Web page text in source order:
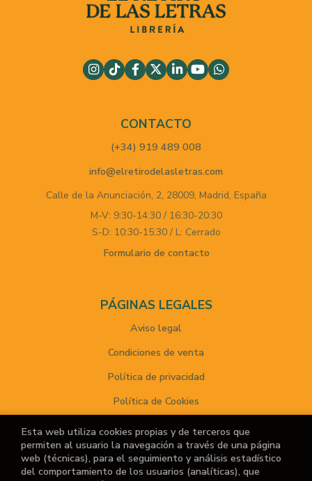
CONTACTO
(+34) 919 489 008
info@elretirodelasletras.com
Calle de la Anunciación, 2, 28009, Madrid, España
M-V: 9:30-14:30 / 16:30-20:30
S-D: 10:30-15:30 / L: Cerrado
Formulario de contacto
PÁGINAS LEGALES
Aviso legal
Condiciones de venta
Política de privacidad
Política de Cookies
ATENCIÓN AL CLIENTE
Quiénes somos
Esta web utiliza cookies propias y de terceros que
permiten al usuario la navegación a través de una página
web (técnicas), para el seguimiento y análisis estadístico
del comportamiento de los usuarios (analíticas), que